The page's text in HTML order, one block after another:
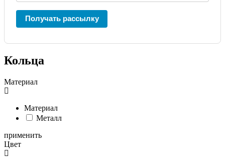
Получать рассылку
Кольца
Материал
Материал
Металл
применить
Цвет